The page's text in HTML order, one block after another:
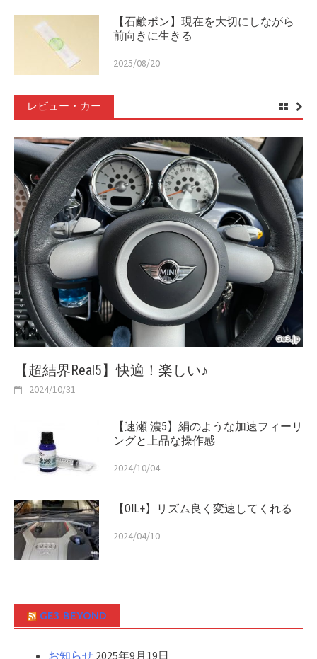
【石鹸ポン】現在を大切にしながら
前向きに生きる
2025/08/20
レビュー・カー
【超結界Real5】快適！楽しい♪
2024/10/31
【速瀬 濃5】絹のような加速フィーリ
ングと上品な操作感
2024/10/04
【OIL+】リズム良く変速してくれる
2024/04/10
GE3 BEYOND
お知らせ 2025年9月19日